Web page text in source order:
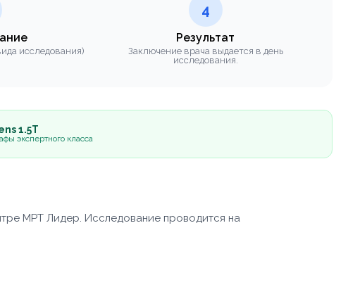
исследования)
4
Результат
Заключение врача выдается в день
исследования.
1.5Т
экспертного класса
МРТ Лидер. Исследование проводится на